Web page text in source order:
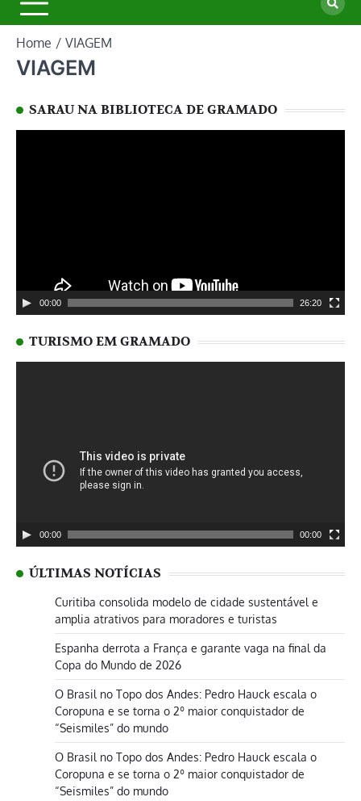
Home VIAGEM
VIAGEM
SARAU NA BIBLIOTECA DE GRAMADO
00:00 26:20
TURISMO EM GRAMADO
00:00 00:00
ÚLTIMAS NOTÍCIAS
Curitiba consolida modelo de cidade sustentável e
amplia atrativos para moradores e turistas
Espanha derrota a França e garante vaga na final da
Copa do Mundo de 2026
O Brasil no Topo dos Andes: Pedro Hauck escala o
Coropuna e se torna o 2º maior conquistador de
“Seismiles” do mundo
O Brasil no Topo dos Andes: Pedro Hauck escala o
Coropuna e se torna o 2º maior conquistador de
“Seismiles” do mundo